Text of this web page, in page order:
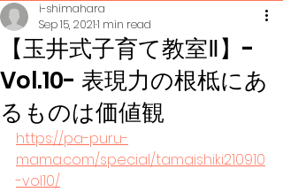
【玉井式子育て教室Ⅱ】-
Vol.10- 表現力の根柢にあ
るものは価値観
i-shimahara
Sep 15, 20211 min read
https://pa-puru-
mama.com/special/tamaishiki210910
-vol10/